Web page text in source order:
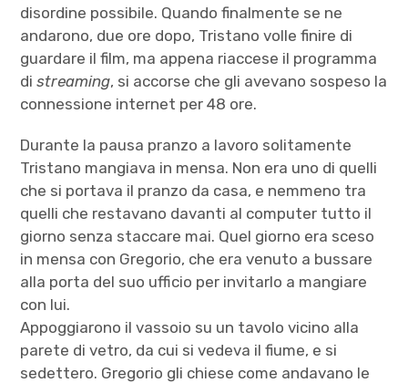
disordine possibile. Quando finalmente se ne
andarono, due ore dopo, Tristano volle finire di
guardare il film, ma appena riaccese il programma
distreaming, si accorse che gli avevano sospeso la
connessione internet per 48 ore.
Durante la pausa pranzo a lavoro solitamente
Tristano mangiava in mensa. Non era uno di quelli
che si portava il pranzo da casa, e nemmeno tra
quelli che restavano davanti al computer tutto il
giorno senza staccare mai. Quel giorno era sceso
in mensa con Gregorio, che era venuto a bussare
alla porta del suo ufficio per invitarlo a mangiare
con lui.
Appoggiarono il vassoio su un tavolo vicino alla
parete di vetro, da cui si vedeva il fiume, e si
sedettero. Gregorio gli chiese come andavano le